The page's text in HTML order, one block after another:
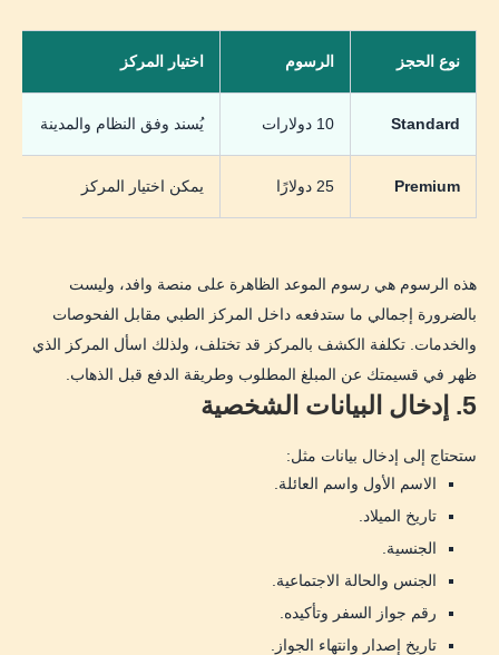
نوع الحجز الرسوم اختيار المركز
Standard 10 دولارات يُسند وفق النظام والمدينة
Premium 25 دولارًا يمكن اختيار المركز
هذه الرسوم هي رسوم الموعد الظاهرة على منصة وافد، وليست
بالضرورة إجمالي ما ستدفعه داخل المركز الطبي مقابل الفحوصات
والخدمات. تكلفة الكشف بالمركز قد تختلف، ولذلك اسأل المركز الذي
ظهر في قسيمتك عن المبلغ المطلوب وطريقة الدفع قبل الذهاب.
5. إدخال البيانات الشخصية
ستحتاج إلى إدخال بيانات مثل:
الاسم الأول واسم العائلة.
تاريخ الميلاد.
الجنسية.
الجنس والحالة الاجتماعية.
رقم جواز السفر وتأكيده.
تاريخ إصدار وانتهاء الجواز.